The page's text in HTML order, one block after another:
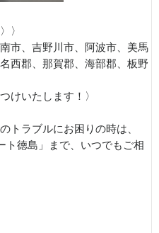
〉
市、吉野川市、阿波市、美馬
西郡、那賀郡、海部郡、板野
けいたします！〉
トラブルにお困りの時は、
ト徳島」まで、いつでもご相